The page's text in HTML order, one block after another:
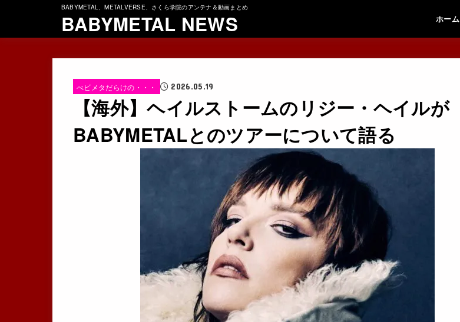
BABYMETAL、METALVERSE、さくら学院のアンテナ＆動画まとめ
BABYMETAL NEWS ホーム
べビメタだらけの・・・ 2026.05.19
【海外】ヘイルストームのリジー・ヘイルが
BABYMETALとのツアーについて語る